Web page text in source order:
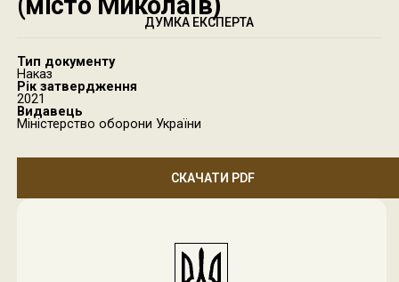
ДУМКА ЕКСПЕРТА
Тип документу
Наказ
Рік затвердження
2021
Видавець
Міністерство оборони України
СКАЧАТИ PDF